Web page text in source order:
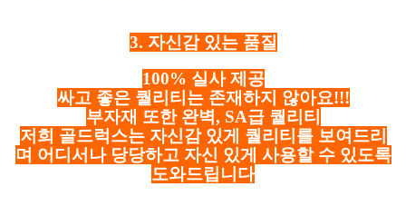
3. 자신감 있는 품질
100% 실사 제공
싸고 좋은 퀄리티는 존재하지 않아요!!!
부자재 또한 완벽, SA급 퀄리티
저희 골드럭스는 자신감 있게 퀄리티를 보여드리
며 어디서나 당당하고 자신 있게 사용할 수 있도록
도와드립니다